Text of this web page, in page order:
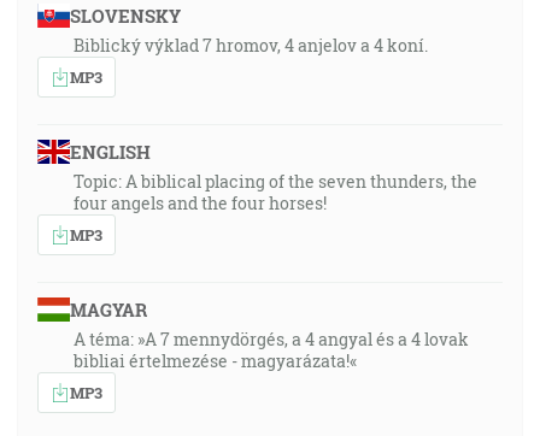
SLOVENSKY
Biblický výklad 7 hromov, 4 anjelov a 4 koní.
MP3
ENGLISH
Topic: A biblical placing of the seven thunders, the
four angels and the four horses!
MP3
MAGYAR
A téma: »A 7 mennydörgés, a 4 angyal és a 4 lovak
bibliai értelmezése - magyarázata!«
MP3